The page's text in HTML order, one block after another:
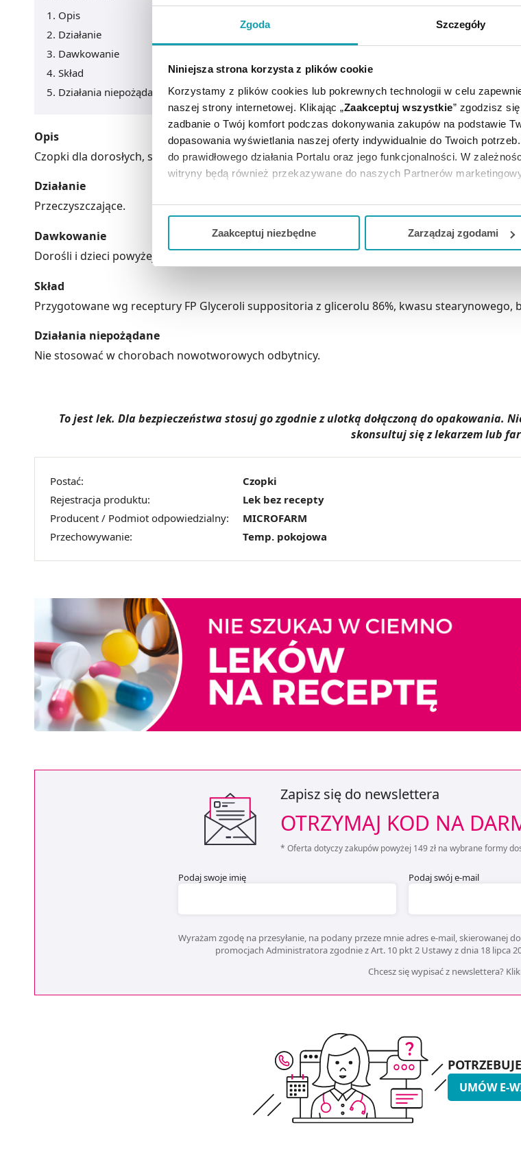
Zgoda Szczegóły
Niniejsza strona korzysta z plików cookie
Korzystamy z plików cookies lub pokrewnych technologii w celu
naszej strony internetowej. Klikając „Zaakceptuj wszystkie” zgodzisz
zadbanie o Twój komfort podczas dokonywania zakupów na podstawie
dopasowania wyświetlania naszej oferty indywidualnie do Twoich
do prawidłowego działania Portalu oraz jego funkcjonalności. W
witryny będą również przekazywane do naszych Partnerów
Jeżeli chcesz dostosować swoją zgodę i wybrać tylko niektóre
Zaakceptuj niezbędne Zarządzaj zgodami
Opis
Działanie
Dawkowanie
Skład
Działania niepożądane
Opis
Czopki dla dorosłych, stosowane w zaparciach jako środek ułatwiający wypróżnienie.
Działanie
Przeczyszczające.
Dawkowanie
Dorośli i dzieci powyżej 6 lat: Doodbytniczo 1-2 czopki na noc.
Skład
Przygotowane wg receptury FP Glyceroli suppositoria z glicerolu 86%, kwasu stearynowego,
Działania niepożądane
Nie stosować w chorobach nowotworowych odbytnicy.
To jest lek. Dla bezpieczeństwa stosuj go zgodnie z ulotką dołączoną do opakowania.
skonsultuj się z lekarzem lub
Postać:
Czopki
Rejestracja produktu:
Lek bez recepty
Producent / Podmiot odpowiedzialny:
MICROFARM
Przechowywanie:
Temp. pokojowa
Zapisz się do newslettera
OTRZYMAJ KOD NA
* Oferta dotyczy zakupów powyżej 149 zł na wybrane formy
Podaj swoje imię Podaj swój e-mail
Wyrażam zgodę na przesyłanie, na podany przeze mnie adres e-mail, skierowanej
promocjach Administratora zgodnie z Art. 10 pkt 2 Ustawy z dnia 18 lipca
Chcesz się wypisać z newslettera?
UMÓW E-